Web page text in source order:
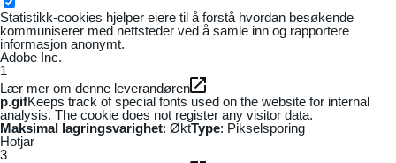
Statistikk-cookies hjelper eiere til å forstå hvordan besøkende
kommuniserer med nettsteder ved å samle inn og rapportere
informasjon anonymt.
Adobe Inc.
1
Lær mer om denne leverandøren
p.gifKeeps track of special fonts used on the website for internal
analysis. The cookie does not register any visitor data.
Maksimal lagringsvarighet: ØktType: Pikselsporing
Hotjar
3